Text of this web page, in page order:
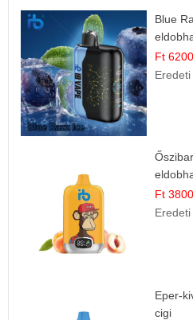
Blue
Ft
Eredeti
Ft
Eredeti
Eper-
cigi